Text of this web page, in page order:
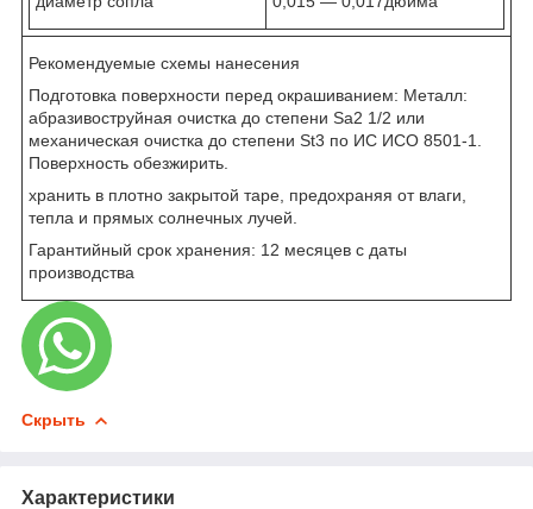
Рекомендуемые схемы нанесения
Подготовка поверхности перед окрашиванием: Металл:
абразивоструйная очистка до степени Sa2 1/2 или
механическая очистка до степени St3 по ИС ИСО 8501-1.
Поверхность обезжирить.
хранить в плотно закрытой таре, предохраняя от влаги,
тепла и прямых солнечных лучей.
Гарантийный срок хранения: 12 месяцев с даты
производства
Скрыть
Характеристики